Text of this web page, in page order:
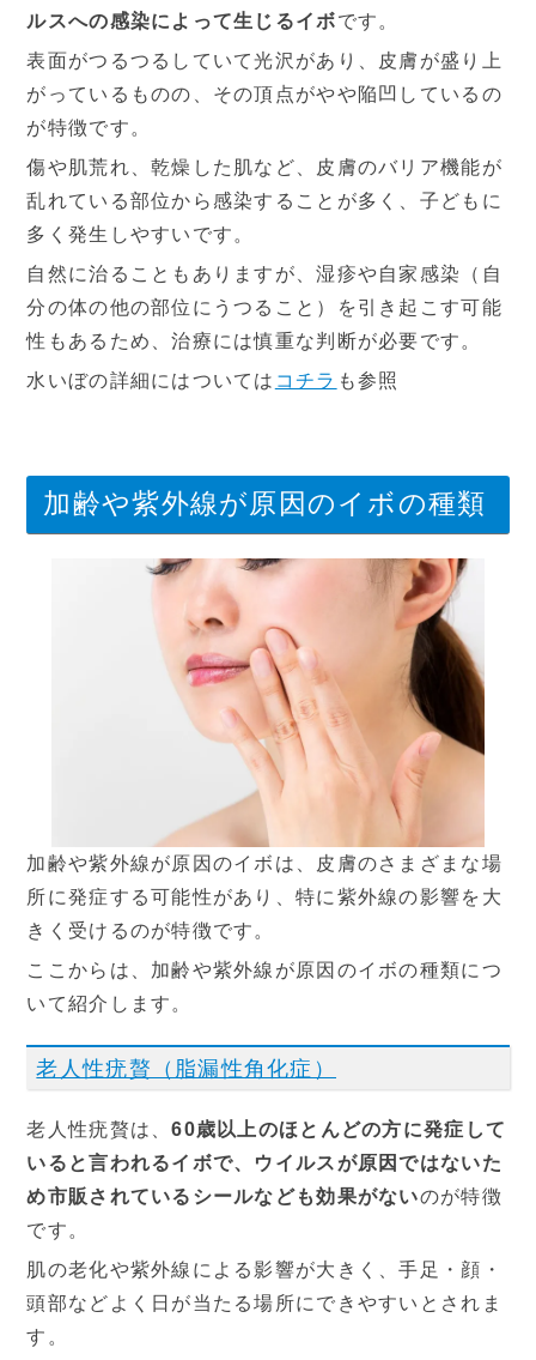
ルスへの感染によって生じるイボです。
表面がつるつるしていて光沢があり、皮膚が盛り上
がっているものの、その頂点がやや陥凹しているの
が特徴です。
傷や肌荒れ、乾燥した肌など、皮膚のバリア機能が
乱れている部位から感染することが多く、子どもに
多く発生しやすいです。
自然に治ることもありますが、湿疹や自家感染（自
分の体の他の部位にうつること）を引き起こす可能
性もあるため、治療には慎重な判断が必要です。
水いぼの詳細にはついては コチラ も参照
加齢や紫外線が原因のイボの種類
加齢や紫外線が原因のイボは、皮膚のさまざまな場
所に発症する可能性があり、特に紫外線の影響を大
きく受けるのが特徴です。
ここからは、加齢や紫外線が原因のイボの種類につ
いて紹介します。
老人性疣贅（脂漏性角化症）
老人性疣贅は、60歳以上のほとんどの方に発症して
いると言われるイボで、ウイルスが原因ではないた
め市販されているシールなども効果がないのが特徴
です。
肌の老化や紫外線による影響が大きく、手足・顔・
頭部などよく日が当たる場所にできやすいとされま
す。